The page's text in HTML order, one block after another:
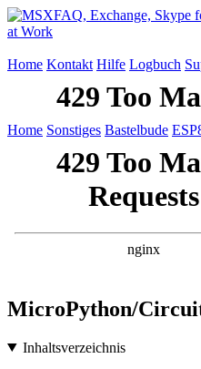
Home Kontakt Hilfe Logbuch
Home Sonstiges Bastelbude
MicroPython/
Inhaltsverzeichnis